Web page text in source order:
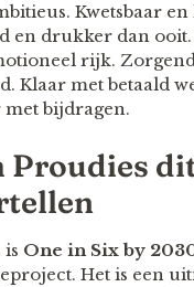
Kwetsbaar
en drukker dan
rijk.
Klaar met betaald
bijdragen.
Proudies
is One in Six by
Het is een